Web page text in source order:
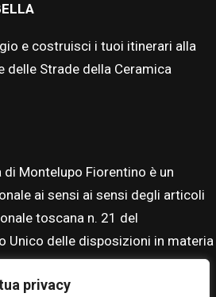
privacy
e costruisci i tuoi itinerari alla
delle Strade della Ceramica
Montelupo Fiorentino è un
ai sensi ai sensi degli articoli
toscana n. 21 del
Unico delle disposizioni in materia
Il Museo è accreditato al